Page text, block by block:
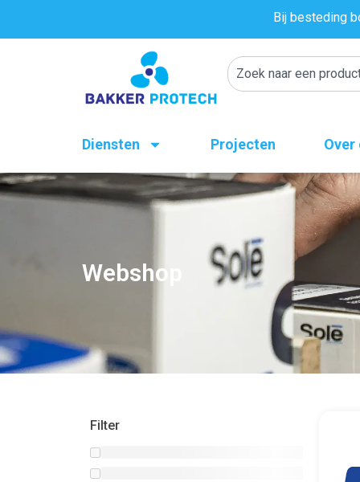
Bij besteding
Diensten Projecten Over
Webshop
Filter